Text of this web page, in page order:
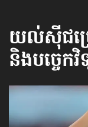
យល់ស៊ីជម្រ
និងបច្ចេកវិ